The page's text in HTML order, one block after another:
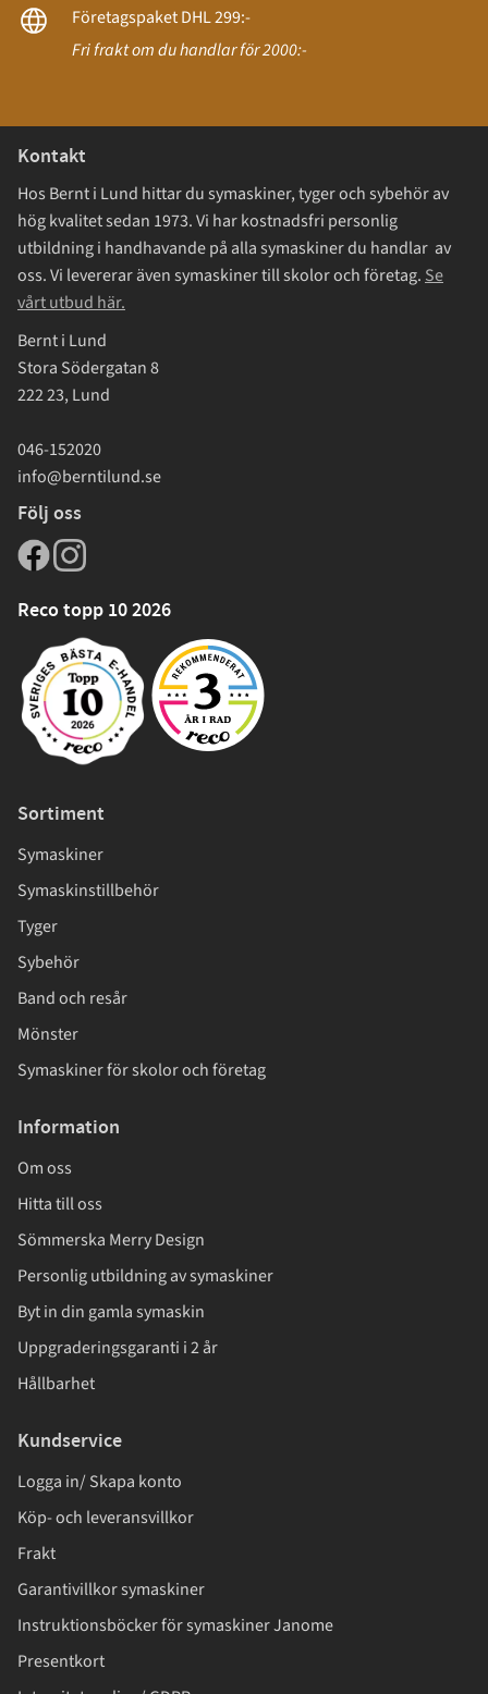
Företagspaket DHL 299:-
Fri frakt om du handlar för 2000:-
Kontakt
Hos Bernt i Lund hittar du symaskiner, tyger och sybehör av
hög kvalitet sedan 1973. Vi har kostnadsfri personlig
utbildning i handhavande på alla symaskiner du handlar av
oss. Vi levererar även symaskiner till skolor och företag. Se
vårt utbud här.
Bernt i Lund
Stora Södergatan 8
222 23, Lund
046-152020
info@berntilund.se
Följ oss
Reco topp 10 2026
Sortiment
Symaskiner
Symaskinstillbehör
Tyger
Sybehör
Band och resår
Mönster
Symaskiner för skolor och företag
Information
Om oss
Hitta till oss
Sömmerska Merry Design
Personlig utbildning av symaskiner
Byt in din gamla symaskin
Uppgraderingsgaranti i 2 år
Hållbarhet
Kundservice
Logga in/ Skapa konto
Köp- och leveransvillkor
Frakt
Garantivillkor symaskiner
Instruktionsböcker för symaskiner Janome
Presentkort